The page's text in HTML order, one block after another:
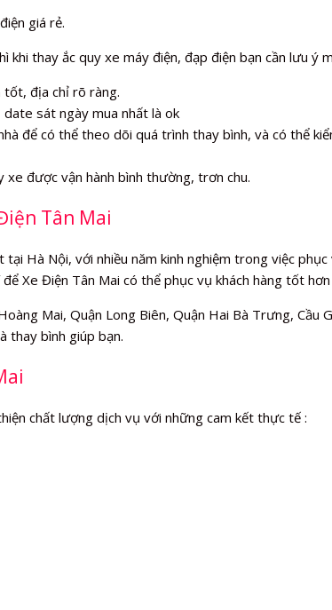
giá rẻ.
thay ắc quy xe máy điện, đạp điện bạn cần lưu ý
tốt, địa chỉ rõ ràng.
date sát ngày mua nhất là ok
để có thể theo dõi quá trình thay bình, và có thể
xe được vận hành bình thường, trơn chu.
Tân Mai
Hà Nội, với nhiều năm kinh nghiệm trong việc phục
Xe Điện Tân Mai có thể phục vụ khách hàng tốt
Mai, Quận Long Biên, Quận Hai Bà Trưng, Cầu
thay bình giúp bạn.
chất lượng dịch vụ với những cam kết thực tế :